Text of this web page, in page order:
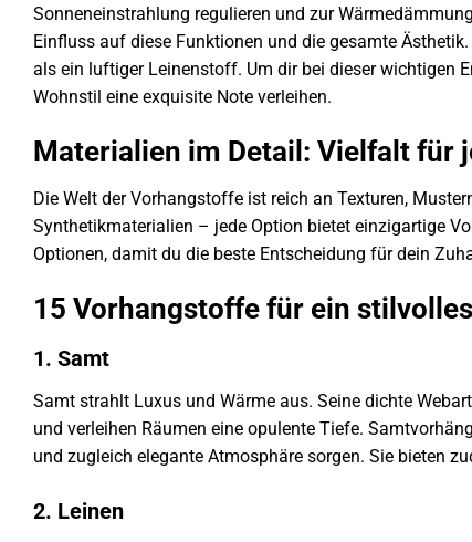
Sonneneinstrahlung regulieren und zur
Einfluss auf diese Funktionen und die gesamte
als ein luftiger Leinenstoff. Um dir bei dieser wichtigen
Wohnstil eine exquisite Note verleihen.
Materialien im Detail: Vielfalt für
Die Welt der Vorhangstoffe ist reich an Texturen,
Synthetikmaterialien – jede Option bietet einzigartige
Optionen, damit du die beste Entscheidung für dein
15 Vorhangstoffe für ein
1. Samt
Samt strahlt Luxus und Wärme aus. Seine dichte
und verleihen Räumen eine opulente Tiefe.
und zugleich elegante Atmosphäre sorgen. Sie bieten
2. Leinen